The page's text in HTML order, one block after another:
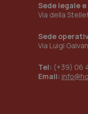
Sede legale
Via della
Sede
Via Luigi
Tel: (+39) 06
Email:
_ga_0VMQEQKQ1N
__Secure-YNID